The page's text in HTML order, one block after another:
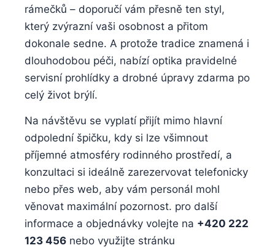
rámečků – doporučí vám přesně ten styl,
který zvýrazní vaši osobnost a přitom
dokonale sedne. A protože tradice znamená i
dlouhodobou péči, nabízí optika pravidelné
servisní prohlídky a drobné úpravy zdarma po
celý život brýlí.
Na návštěvu se vyplatí přijít mimo hlavní
odpolední špičku, kdy si lze všimnout
příjemné atmosféry rodinného prostředí, a
konzultaci si ideálně zarezervovat telefonicky
nebo přes web, aby vám personál mohl
věnovat maximální pozornost. pro další
informace a objednávky volejte na +420 222
123 456 nebo využijte stránku